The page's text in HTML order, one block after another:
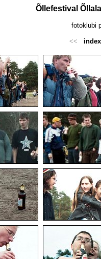
Õllefestival
fotoklubi
<<